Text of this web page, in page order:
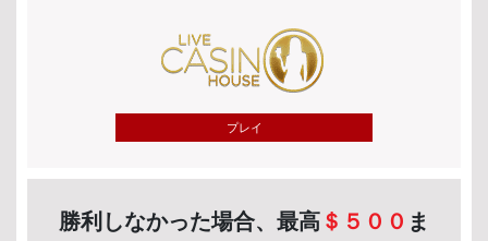
プレイ
勝利しなかった場合、最高 ＄５００ ま